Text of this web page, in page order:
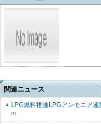
関連ニュース
LPG燃料推進LPGアンモニア
m